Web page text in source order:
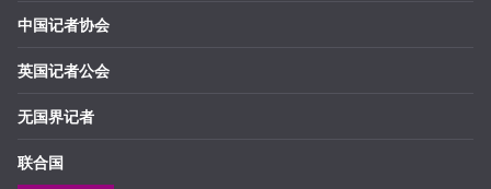
中国记者协会
英国记者公会
无国界记者
联合国